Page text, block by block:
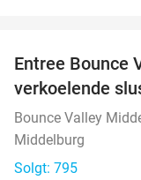
Entree Bounce
verkoelende
Bounce Valley
Middelburg
Solgt: 795